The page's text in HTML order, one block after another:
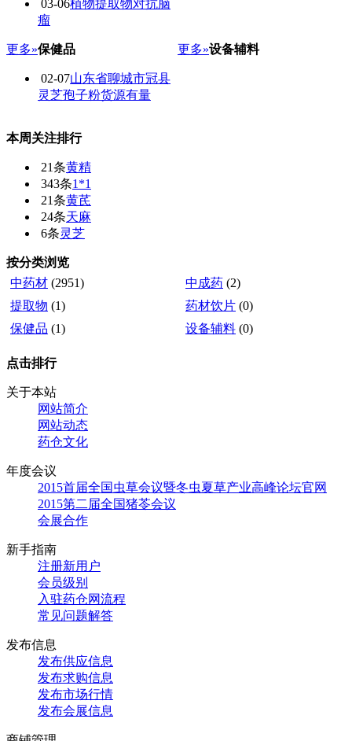
03-06植物提取物对抗脑
瘤
更多»保健品
02-07山东省聊城市冠县
灵芝孢子粉货源有量
更多»设备辅料
本周关注排行
21条黄精
343条1*1
21条黄芪
24条天麻
6条灵芝
按分类浏览
中药材 (2951) 中成药 (2)
提取物 (1) 药材饮片 (0)
保健品 (1) 设备辅料 (0)
点击排行
关于本站
网站简介
网站动态
药仓文化
年度会议
2015首届全国虫草会议暨冬虫夏草产业高峰论坛官网
2015第二届全国猪苓会议
会展合作
新手指南
注册新用户
会员级别
入驻药仓网流程
常见问题解答
发布信息
发布供应信息
发布求购信息
发布市场行情
发布会展信息